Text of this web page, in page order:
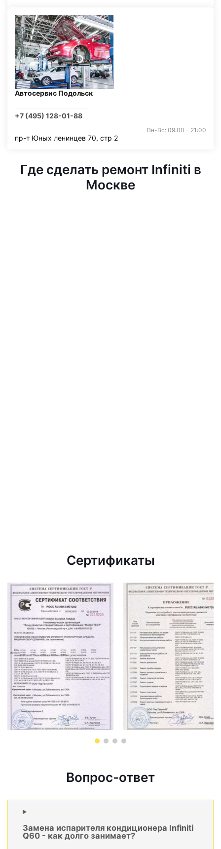
Автосервис Подольск
+7 (495) 128-01-88
Пн-Вс: 09:00 - 21:00
пр-т Юных ленинцев 70, стр 2
Где сделать ремонт Infiniti в
Москве
Сертификаты
Вопрос-ответ
Замена испарителя кондиционера Infiniti
Q60 - как долго занимает?